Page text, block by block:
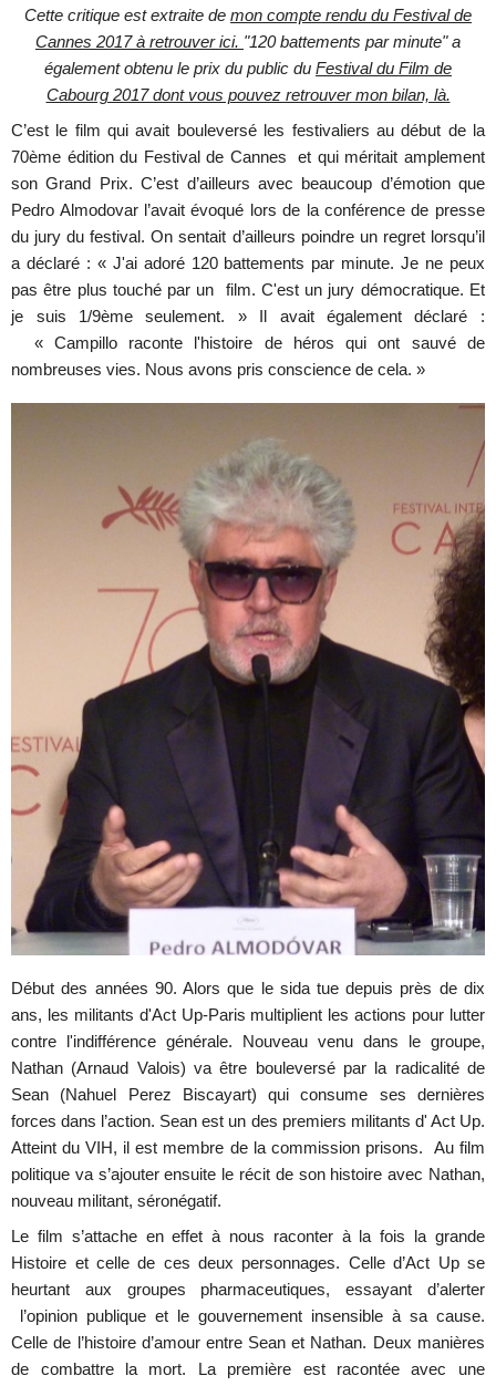
Cette critique est extraite de mon compte rendu du Festival de
Cannes 2017 à retrouver ici. "120 battements par minute" a
également obtenu le prix du public du Festival du Film de
Cabourg 2017 dont vous pouvez retrouver mon bilan, là.
C’est le film qui avait bouleversé les festivaliers au début de la
70ème édition du Festival de Cannes et qui méritait amplement
son Grand Prix. C’est d’ailleurs avec beaucoup d’émotion que
Pedro Almodovar l’avait évoqué lors de la conférence de presse
du jury du festival. On sentait d’ailleurs poindre un regret lorsqu’il
a déclaré : « J'ai adoré 120 battements par minute. Je ne peux
pas être plus touché par un film. C'est un jury démocratique. Et
je suis 1/9ème seulement. » Il avait également déclaré :
« Campillo raconte l'histoire de héros qui ont sauvé de
nombreuses vies. Nous avons pris conscience de cela. »
Début des années 90. Alors que le sida tue depuis près de dix
ans, les militants d'Act Up-Paris multiplient les actions pour lutter
contre l'indifférence générale. Nouveau venu dans le groupe,
Nathan (Arnaud Valois) va être bouleversé par la radicalité de
Sean (Nahuel Perez Biscayart) qui consume ses dernières
forces dans l’action. Sean est un des premiers militants d' Act Up.
Atteint du VIH, il est membre de la commission prisons. Au film
politique va s’ajouter ensuite le récit de son histoire avec Nathan,
nouveau militant, séronégatif.
Le film s’attache en effet à nous raconter à la fois la grande
Histoire et celle de ces deux personnages. Celle d’Act Up se
heurtant aux groupes pharmaceutiques, essayant d’alerter
l’opinion publique et le gouvernement insensible à sa cause.
Celle de l’histoire d’amour entre Sean et Nathan. Deux manières
de combattre la mort. La première est racontée avec une